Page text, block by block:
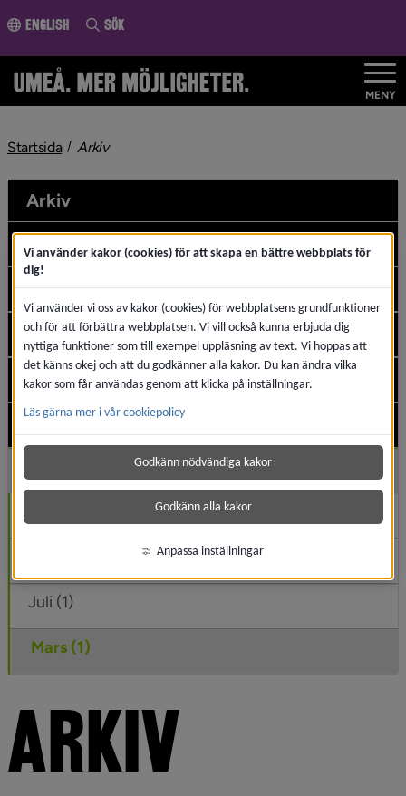
innehållet
English Sök
MENY
Startsida Arkivnivå i brödsmulenavigeringen
Arkiv
2026
2025
2024
2023
2022
Juli (1)
Mars (1)
ARKIV
Vi använder kakor (cookies) för att skapa en bättre webbplats för
dig!
Vi använder vi oss av kakor (cookies) för webbplatsens grundfunktioner
och för att förbättra webbplatsen. Vi vill också kunna erbjuda dig
nyttiga funktioner som till exempel uppläsning av text. Vi hoppas att
det känns okej och att du godkänner alla kakor. Du kan ändra vilka
kakor som får användas genom att klicka på inställningar.
Läs gärna mer i vår cookiepolicy
Godkänn nödvändiga kakor
Godkänn alla kakor
Anpassa inställningar